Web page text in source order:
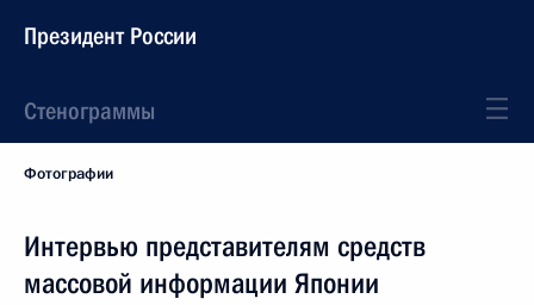
Президент России
Стенограммы
Фотографии
Интервью представителям средств
массовой информации Японии